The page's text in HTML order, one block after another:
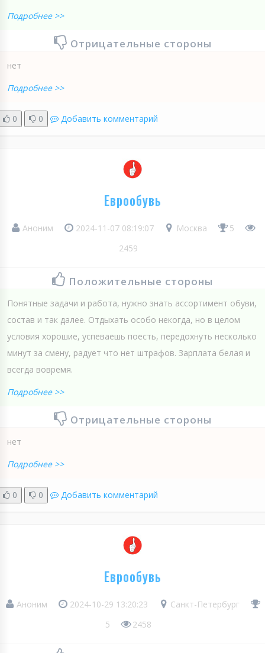
Подробнее >>
Отрицательные стороны
нет
Подробнее >>
0 0 Добавить комментарий
Еврообувь
Аноним 2024-11-07 08:19:07 Москва
5
2459
Положительные стороны
Понятные задачи и работа, нужно знать ассортимент обуви,
состав и так далее. Отдыхать особо некогда, но в целом
условия хорошие, успеваешь поесть, передохнуть несколько
минут за смену, радует что нет штрафов. Зарплата белая и
всегда вовремя.
Подробнее >>
Отрицательные стороны
нет
Подробнее >>
0 0 Добавить комментарий
Еврообувь
Аноним 2024-10-29 13:20:23
Санкт-Петербург
5
2458